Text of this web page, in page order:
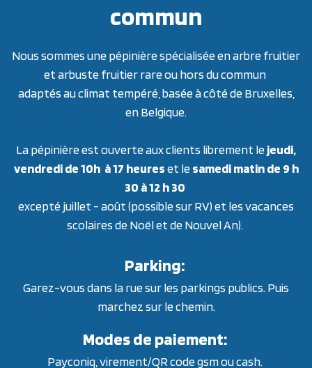
commun
Nous sommes une pépinière spécialisée en arbre fruitier
et arbuste fruitier rare ou hors du commun
adaptés au climat tempéré, basée à côté de Bruxelles,
en Belgique.
La pépinière est ouverte aux clients librement lejeudi,
vendredi de 10h à 17 heureset lesamedi matin de 9 h
30 à 12 h 30
excepté juillet - août (possible sur RV) et les vacances
scolaires de Noël et de Nouvel An).
Parking:
Garez-vous dans la rue sur les parkings publics. Puis
marchez sur le chemin.
Modes de paiement:
Payconiq, virement/QR code gsm ou cash.